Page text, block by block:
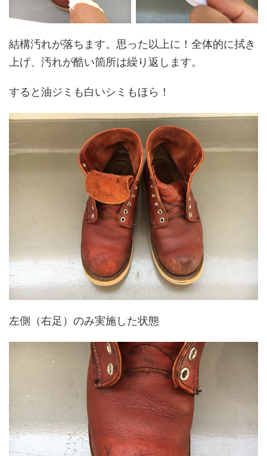
結構汚れが落ちます。思った以上に！全体的に拭き
上げ、汚れが酷い箇所は繰り返します。
すると油ジミも白いシミもほら！
左側（右足）のみ実施した状態